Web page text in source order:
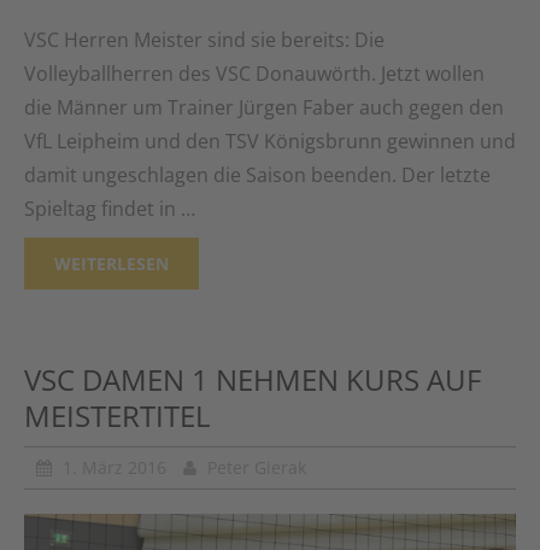
VSC Herren Meister sind sie bereits: Die
Volleyballherren des VSC Donauwörth. Jetzt wollen
die Männer um Trainer Jürgen Faber auch gegen den
VfL Leipheim und den TSV Königsbrunn gewinnen und
damit ungeschlagen die Saison beenden. Der letzte
Spieltag findet in …
WEITERLESEN
VSC DAMEN 1 NEHMEN KURS AUF
MEISTERTITEL